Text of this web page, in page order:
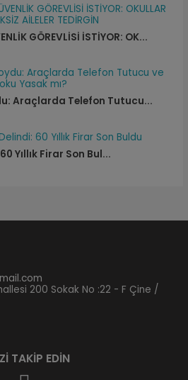
GÖREVLİSİ İSTİYOR: OK...
Araçlarda Telefon Tutucu...
Yıllık Firar Son Bul...
200 Sokak No :22 - F Çine /
TAKİP EDİN